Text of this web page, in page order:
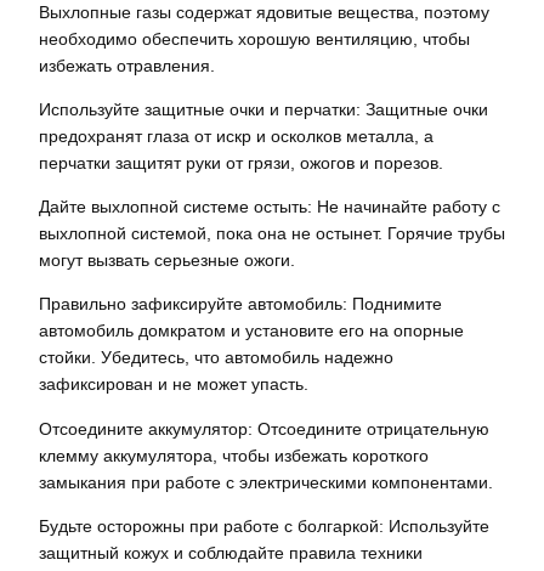
Выхлопные газы содержат ядовитые вещества, поэтому
необходимо обеспечить хорошую вентиляцию, чтобы
избежать отравления.
Используйте защитные очки и перчатки: Защитные очки
предохранят глаза от искр и осколков металла, а
перчатки защитят руки от грязи, ожогов и порезов.
Дайте выхлопной системе остыть: Не начинайте работу с
выхлопной системой, пока она не остынет. Горячие трубы
могут вызвать серьезные ожоги.
Правильно зафиксируйте автомобиль: Поднимите
автомобиль домкратом и установите его на опорные
стойки. Убедитесь, что автомобиль надежно
зафиксирован и не может упасть.
Отсоедините аккумулятор: Отсоедините отрицательную
клемму аккумулятора, чтобы избежать короткого
замыкания при работе с электрическими компонентами.
Будьте осторожны при работе с болгаркой: Используйте
защитный кожух и соблюдайте правила техники